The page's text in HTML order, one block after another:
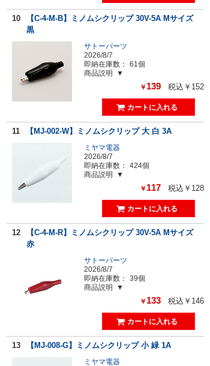
10
【C-4-M-B】ミノムシクリップ 30V-5A Mサイズ
黒
サトーパーツ
2026/8/7
即納在庫数：
61個
商品説明
￥ 139 税込￥152
11 【MJ-002-W】ミノムシクリップ 大 白 3A
ミヤマ電器
2026/8/7
即納在庫数：
424個
商品説明
￥ 117 税込￥128
12
【C-4-M-R】ミノムシクリップ 30V-5A Mサイズ
赤
サトーパーツ
2026/8/7
即納在庫数：
39個
商品説明
￥ 133 税込￥146
13 【MJ-008-G】ミノムシクリップ 小 緑 1A
ミヤマ電器